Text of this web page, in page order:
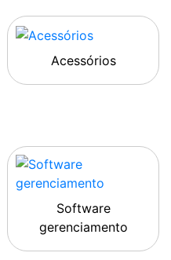
Acessórios
Software
gerenciamento